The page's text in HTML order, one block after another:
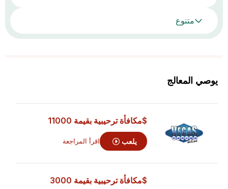
متنوع
يوصي المعالج
$مكافأة ترحيبية بقيمة 11000
يلعب اقرأ المراجعة
$مكافأة ترحيبية بقيمة 3000